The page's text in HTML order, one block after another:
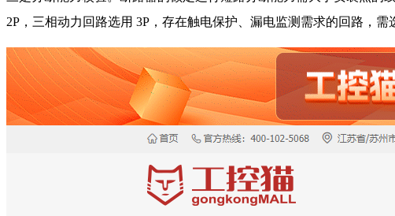
2P，三相动力回路选用 3P，存在触电保护、漏电监测需求的回路，需